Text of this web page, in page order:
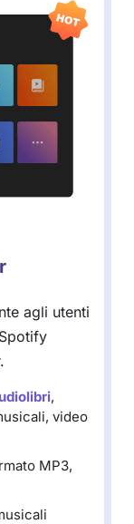
agli utenti
,
video
MP3,